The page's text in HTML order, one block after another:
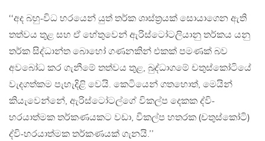
‘‘අද බහු-විධ හරයෙන් යුත් තර්ක ශාස්ත‍්‍රයක් සොයාගෙන ඇති
තත්වය තුළ සහ ඒ හේතුවෙන් ඇරිස්ටෝටලියානු තර්කය යනු
තර්ක සිද්ධාන්ත බොහෝ ගණනකින් එකක් පමණක් බව
අවබෝධ කර ගැනීමේ තත්වය තුළ, බුද්ධාගමේ චතුස්කෝටියේ
වැදගත්කම පැහැදිළි වෙයි. කෙටියෙන් ගතහොත්, මෙයින්
කියැවෙන්නේ, ඇරිස්ටෝටල්ගේ විකල්ප දෙකක ද්වි-
හරයාත්මක තර්කණයකට වඩා, විකල්ප හතරක (චතුස්කෝටි)
ද්වි-හරයාත්මක තර්කණයක් ගැනයි.’’